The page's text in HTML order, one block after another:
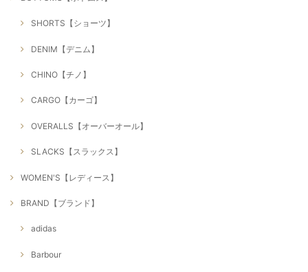
SHORTS【ショーツ】
DENIM【デニム】
CHINO【チノ】
CARGO【カーゴ】
OVERALLS【オーバーオール】
SLACKS【スラックス】
WOMEN'S【レディース】
BRAND【ブランド】
adidas
Barbour